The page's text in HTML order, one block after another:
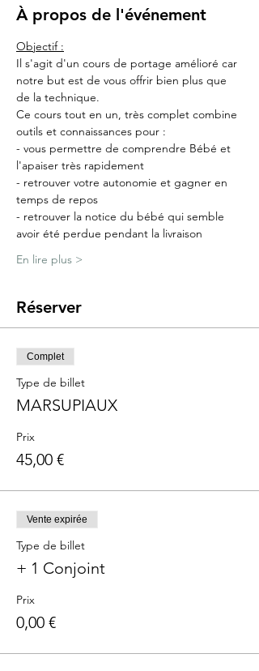
À propos de l'événement
Objectif :
Il s'agit d'un cours de portage amélioré car
notre but est de vous offrir bien plus que
de la technique.
Ce cours tout en un, très complet combine
outils et connaissances pour :
- vous permettre de comprendre Bébé et
l'apaiser très rapidement
- retrouver votre autonomie et gagner en
temps de repos
- retrouver la notice du bébé qui semble
avoir été perdue pendant la livraison
En lire plus >
Réserver
Complet
Type de billet
MARSUPIAUX
Prix
45,00 €
Vente expirée
Type de billet
+ 1 Conjoint
Prix
0,00 €